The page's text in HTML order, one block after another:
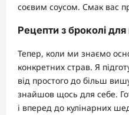
соєвим соусом. Смак вас
Рецепти з броколі для
Тепер, коли ми знаємо
конкретних страв. Я
від простого до більш
знайшов щось для себе.
і вперед до кулінарних